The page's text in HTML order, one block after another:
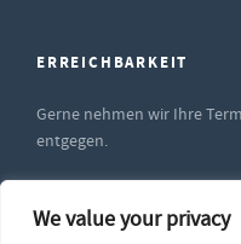
We value your privacy
ERREICHBARKEIT
Gerne nehmen wir Ihre
entgegen.
Montag bis Freitag